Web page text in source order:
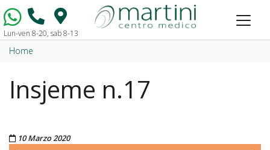
Vai al contenuto
Lun-ven 8-20, sab 8-13
Home
Insjeme n.17
Pubblicato il
10 Marzo 2020